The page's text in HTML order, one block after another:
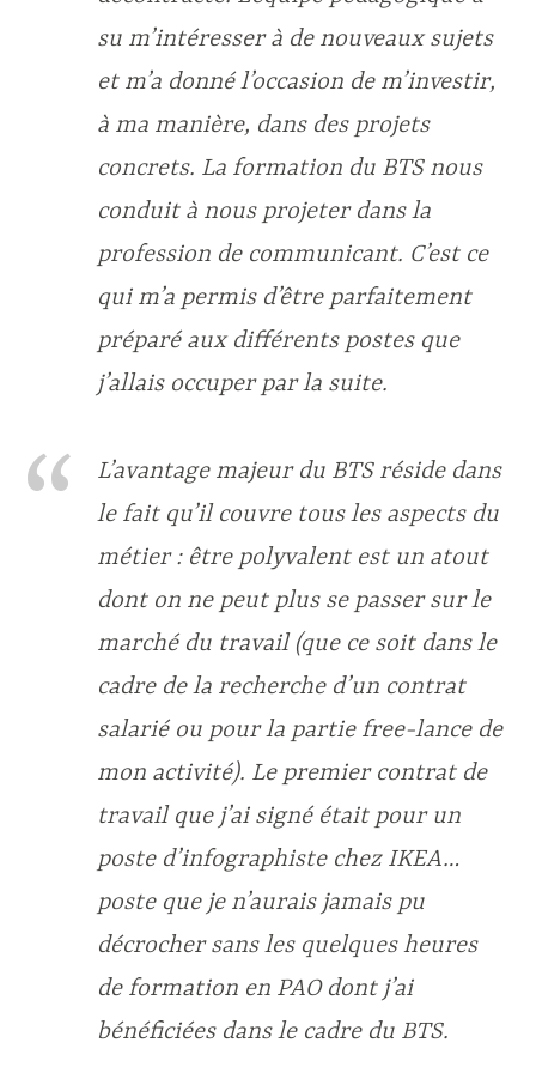
su m’intéresser à de nouveaux sujets
et m’a donné l’occasion de m’investir,
à ma manière, dans des projets
concrets. La formation du BTS nous
conduit à nous projeter dans la
profession de communicant. C’est ce
qui m’a permis d’être parfaitement
préparé aux différents postes que
j’allais occuper par la suite.
L’avantage majeur du BTS réside dans
le fait qu’il couvre tous les aspects du
métier : être polyvalent est un atout
dont on ne peut plus se passer sur le
marché du travail (que ce soit dans le
cadre de la recherche d’un contrat
salarié ou pour la partie free-lance de
mon activité). Le premier contrat de
travail que j’ai signé était pour un
poste d’infographiste chez IKEA…
poste que je n’aurais jamais pu
décrocher sans les quelques heures
de formation en PAO dont j’ai
bénéficiées dans le cadre du BTS.